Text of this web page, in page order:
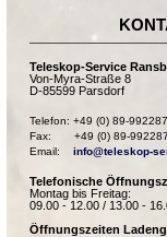
Teleskop-Service
Von-Myra-Straße 8
D-85599 Parsdorf
Telefon: +49 (0) 89-
Fax:       +49 (0) 89-
Email: info@teleskop-
Telefonische
Montag bis Freitag:
09.00 - 12.00 / 13.00 -
Öffnungszeiten